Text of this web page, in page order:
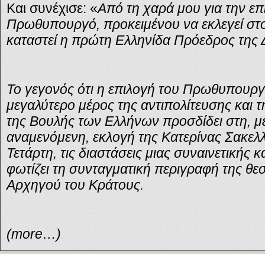
Και συνέχισε: «Από τη χαρά μου για την
Πρωθυπουργό, προκειμένου να εκλεγεί
καταστεί η πρώτη Ελληνίδα Πρόεδρος της
Το γεγονός ότι η επιλογή του
μεγαλύτερο μέρος της αντιπολίτευσης και
της Βουλής των Ελλήνων προσδίδει στη,
αναμενόμενη, εκλογή της Κατερίνας
Τετάρτη, τις διαστάσεις μιας συναινετικής
φωτίζει τη συνταγματική περιγραφή της
Αρχηγού του Κράτους.
(more…)